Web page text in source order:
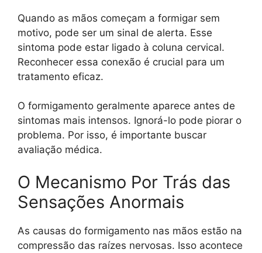
Quando as mãos começam a formigar sem
motivo, pode ser um sinal de alerta. Esse
sintoma pode estar ligado à coluna cervical.
Reconhecer essa conexão é crucial para um
tratamento eficaz.
O formigamento geralmente aparece antes de
sintomas mais intensos. Ignorá-lo pode piorar o
problema. Por isso, é importante buscar
avaliação médica.
O Mecanismo Por Trás das
Sensações Anormais
As causas do formigamento nas mãos estão na
compressão das raízes nervosas. Isso acontece